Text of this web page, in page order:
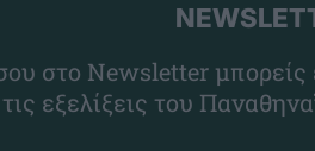
στο Newsletter μπορείς
εξελίξεις του